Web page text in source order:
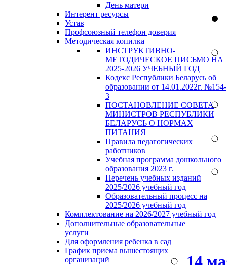
День матери
Интерент ресурсы
Устав
Профсоюзный телефон доверия
Методическая копилка
ИНСТРУКТИВНО-
МЕТОДИЧЕСКОЕ ПИСЬМО НА
2025-2026 УЧЕБНЫЙ ГОД
Кодекс Республики Беларусь об
образовании от 14.01.2022г. №154-
3
ПОСТАНОВЛЕНИЕ СОВЕТА
МИНИСТРОВ РЕСПУБЛИКИ
БЕЛАРУСЬ О НОРМАХ
ПИТАНИЯ
Правила педагогических
работников
Учебная программа дошкольного
образования 2023 г.
Перечень учебных изданий
2025/2026 учебный год
Образовательный процесс на
2025/2026 учебный год
Комплектование на 2026/2027 учебный год
Дополнительные образовательные
услуги
Для оформления ребенка в сад
График приема вышестоящих
организаций